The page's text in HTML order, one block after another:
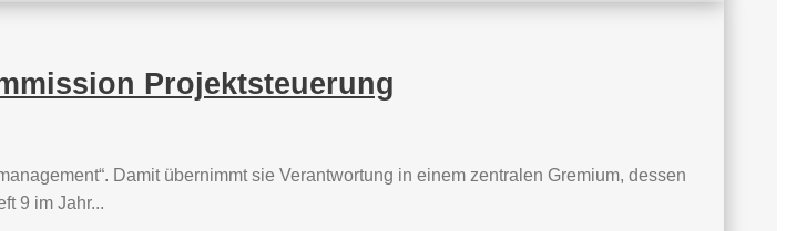
Projektsteuerung
Damit übernimmt sie Verantwortung in einem zentralen Gremium, dessen
9 im Jahr...